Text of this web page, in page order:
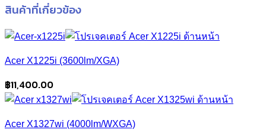
สินค้าที่เกี่ยวข้อง
Acer X1225i (3600lm/XGA)
฿11,400.00
Acer X1327wi (4000lm/WXGA)